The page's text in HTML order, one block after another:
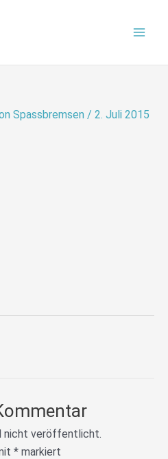
Spassbremsen / 2. Juli 2015
nicht veröffentlicht.
* markiert